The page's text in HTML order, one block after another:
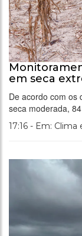
em seca
De acordo com os
seca moderada,
17:16 - Em: Clima